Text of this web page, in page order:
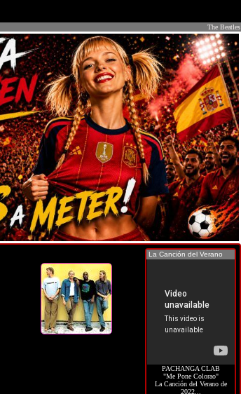
The Beatles
La Canción del Verano
PACHANGA CLAB
"Me Pone Colorao"
La Canción del Verano de
2022...